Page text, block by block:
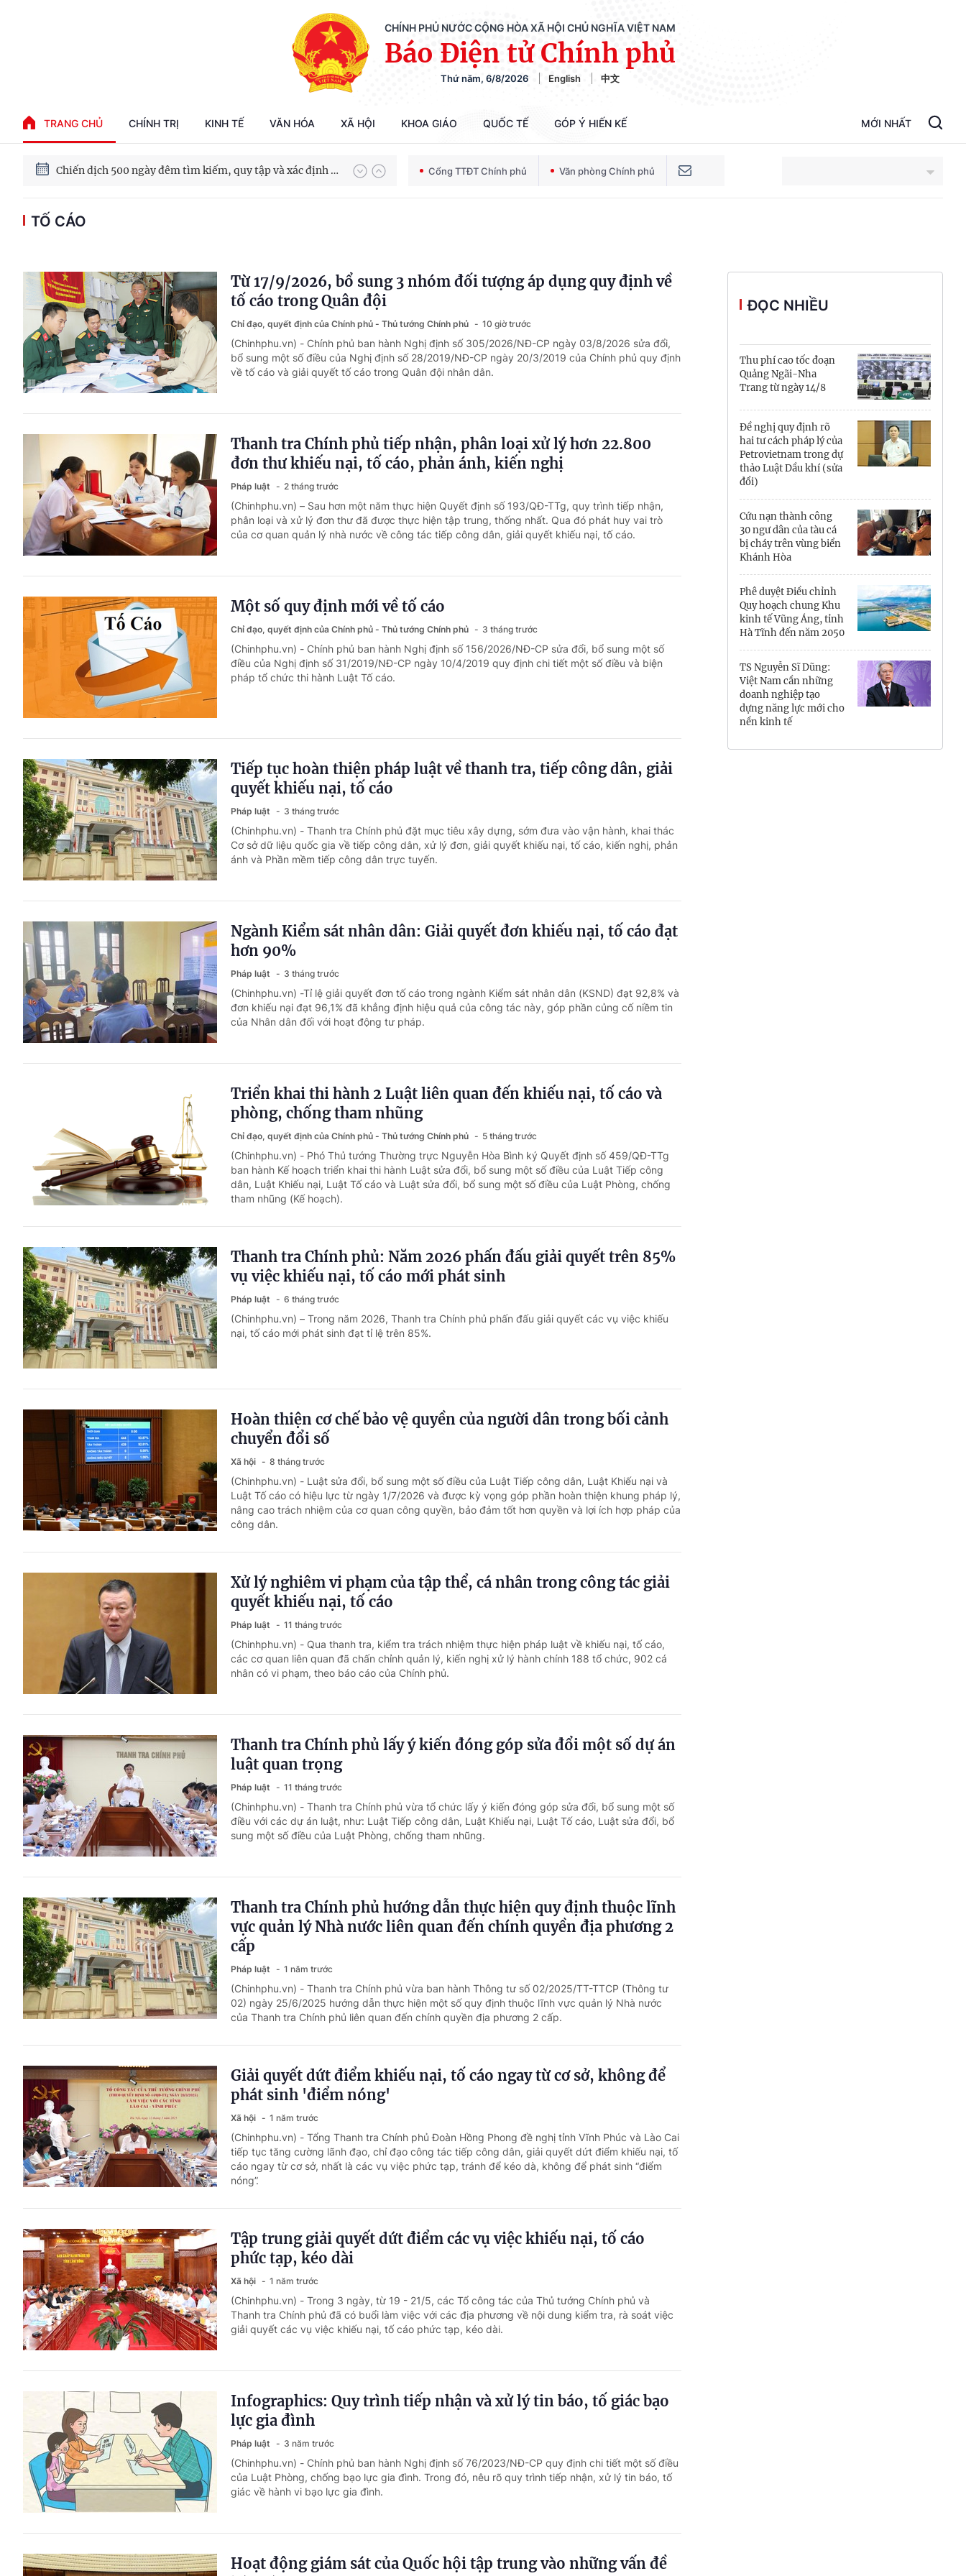
CHÍNH PHỦ NƯỚC CỘNG HÒA XÃ HỘI CHỦ NGHĨA VIỆT NAM
Báo Điện tử Chính phủ
Thứ năm, 6/8/2026 English 中文
TRANG CHỦ CHÍNH TRỊ KINH TẾ VĂN HÓA XÃ HỘI KHOA GIÁO QUỐC TẾ GÓP Ý HIẾN KẾ MỚI NHẤT
Chiến dịch 500 ngày đêm tìm kiếm, quy tập và xác định danh tính hài cốt liệt sĩ
100 ngày xử lý các điểm nghẽn về chuyển đổi số
Phát triển nhà ở cho thuê - Trụ cột chiến lược, lâu dài
Chiến dịch 500 ngày đêm tìm kiếm, quy tập và xác định danh tính hài cốt liệt sĩ
Cổng TTĐT Chính phủ Văn phòng Chính phủ
Cần Thơ
Điện Biên
Đắk Lắk
Đồng Nai
Gia Lai
Hồ Chí Minh
Hà Tĩnh
Hưng Yên
Hải Phòng
Khánh Hòa
TỐ CÁO
Từ 17/9/2026, bổ sung 3 nhóm đối tượng áp dụng quy định về
tố cáo trong Quân đội
Chỉ đạo, quyết định của Chính phủ - Thủ tướng Chính phủ 10 giờ trước
(Chinhphu.vn) - Chính phủ ban hành Nghị định số 305/2026/NĐ-CP ngày 03/8/2026 sửa đổi,
bổ sung một số điều của Nghị định số 28/2019/NĐ-CP ngày 20/3/2019 của Chính phủ quy định
về tố cáo và giải quyết tố cáo trong Quân đội nhân dân.
Thanh tra Chính phủ tiếp nhận, phân loại xử lý hơn 22.800
đơn thư khiếu nại, tố cáo, phản ánh, kiến nghị
Pháp luật 2 tháng trước
(Chinhphu.vn) – Sau hơn một năm thực hiện Quyết định số 193/QĐ-TTg, quy trình tiếp nhận,
phân loại và xử lý đơn thư đã được thực hiện tập trung, thống nhất. Qua đó phát huy vai trò
của cơ quan quản lý nhà nước về công tác tiếp công dân, giải quyết khiếu nại, tố cáo.
Một số quy định mới về tố cáo
Chỉ đạo, quyết định của Chính phủ - Thủ tướng Chính phủ 3 tháng trước
(Chinhphu.vn) - Chính phủ ban hành Nghị định số 156/2026/NĐ-CP sửa đổi, bổ sung một số
điều của Nghị định số 31/2019/NĐ-CP ngày 10/4/2019 quy định chi tiết một số điều và biện
pháp tổ chức thi hành Luật Tố cáo.
Tiếp tục hoàn thiện pháp luật về thanh tra, tiếp công dân, giải
quyết khiếu nại, tố cáo
Pháp luật 3 tháng trước
(Chinhphu.vn) - Thanh tra Chính phủ đặt mục tiêu xây dựng, sớm đưa vào vận hành, khai thác
Cơ sở dữ liệu quốc gia về tiếp công dân, xử lý đơn, giải quyết khiếu nại, tố cáo, kiến nghị, phản
ánh và Phần mềm tiếp công dân trực tuyến.
Ngành Kiểm sát nhân dân: Giải quyết đơn khiếu nại, tố cáo đạt
hơn 90%
Pháp luật 3 tháng trước
(Chinhphu.vn) -Tỉ lệ giải quyết đơn tố cáo trong ngành Kiểm sát nhân dân (KSND) đạt 92,8% và
đơn khiếu nại đạt 96,1% đã khẳng định hiệu quả của công tác này, góp phần củng cố niềm tin
của Nhân dân đối với hoạt động tư pháp.
Triển khai thi hành 2 Luật liên quan đến khiếu nại, tố cáo và
phòng, chống tham nhũng
Chỉ đạo, quyết định của Chính phủ - Thủ tướng Chính phủ 5 tháng trước
(Chinhphu.vn) - Phó Thủ tướng Thường trực Nguyễn Hòa Bình ký Quyết định số 459/QĐ-TTg
ban hành Kế hoạch triển khai thi hành Luật sửa đổi, bổ sung một số điều của Luật Tiếp công
dân, Luật Khiếu nại, Luật Tố cáo và Luật sửa đổi, bổ sung một số điều của Luật Phòng, chống
tham nhũng (Kế hoạch).
Thanh tra Chính phủ: Năm 2026 phấn đấu giải quyết trên 85%
vụ việc khiếu nại, tố cáo mới phát sinh
Pháp luật 6 tháng trước
(Chinhphu.vn) – Trong năm 2026, Thanh tra Chính phủ phấn đấu giải quyết các vụ việc khiếu
nại, tố cáo mới phát sinh đạt tỉ lệ trên 85%.
Hoàn thiện cơ chế bảo vệ quyền của người dân trong bối cảnh
chuyển đổi số
Xã hội 8 tháng trước
(Chinhphu.vn) - Luật sửa đổi, bổ sung một số điều của Luật Tiếp công dân, Luật Khiếu nại và
Luật Tố cáo có hiệu lực từ ngày 1/7/2026 và được kỳ vọng góp phần hoàn thiện khung pháp lý,
nâng cao trách nhiệm của cơ quan công quyền, bảo đảm tốt hơn quyền và lợi ích hợp pháp của
công dân.
Xử lý nghiêm vi phạm của tập thể, cá nhân trong công tác giải
quyết khiếu nại, tố cáo
Pháp luật 11 tháng trước
(Chinhphu.vn) - Qua thanh tra, kiểm tra trách nhiệm thực hiện pháp luật về khiếu nại, tố cáo,
các cơ quan liên quan đã chấn chỉnh quản lý, kiến nghị xử lý hành chính 188 tổ chức, 902 cá
nhân có vi phạm, theo báo cáo của Chính phủ.
Thanh tra Chính phủ lấy ý kiến đóng góp sửa đổi một số dự án
luật quan trọng
Pháp luật 11 tháng trước
(Chinhphu.vn) - Thanh tra Chính phủ vừa tổ chức lấy ý kiến đóng góp sửa đổi, bổ sung một số
điều với các dự án luật, như: Luật Tiếp công dân, Luật Khiếu nại, Luật Tố cáo, Luật sửa đổi, bổ
sung một số điều của Luật Phòng, chống tham nhũng.
Thanh tra Chính phủ hướng dẫn thực hiện quy định thuộc lĩnh
vực quản lý Nhà nước liên quan đến chính quyền địa phương 2
cấp
Pháp luật 1 năm trước
(Chinhphu.vn) - Thanh tra Chính phủ vừa ban hành Thông tư số 02/2025/TT-TTCP (Thông tư
02) ngày 25/6/2025 hướng dẫn thực hiện một số quy định thuộc lĩnh vực quản lý Nhà nước
của Thanh tra Chính phủ liên quan đến chính quyền địa phương 2 cấp.
Giải quyết dứt điểm khiếu nại, tố cáo ngay từ cơ sở, không để
phát sinh 'điểm nóng'
Xã hội 1 năm trước
(Chinhphu.vn) - Tổng Thanh tra Chính phủ Đoàn Hồng Phong đề nghị tỉnh Vĩnh Phúc và Lào Cai
tiếp tục tăng cường lãnh đạo, chỉ đạo công tác tiếp công dân, giải quyết dứt điểm khiếu nại, tố
cáo ngay từ cơ sở, nhất là các vụ việc phức tạp, tránh để kéo dà, không để phát sinh “điểm
nóng”.
Tập trung giải quyết dứt điểm các vụ việc khiếu nại, tố cáo
phức tạp, kéo dài
Xã hội 1 năm trước
(Chinhphu.vn) - Trong 3 ngày, từ 19 - 21/5, các Tổ công tác của Thủ tướng Chính phủ và
Thanh tra Chính phủ đã có buổi làm việc với các địa phương về nội dung kiểm tra, rà soát việc
giải quyết các vụ việc khiếu nại, tố cáo phức tạp, kéo dài.
Infographics: Quy trình tiếp nhận và xử lý tin báo, tố giác bạo
lực gia đình
Pháp luật 3 năm trước
(Chinhphu.vn) - Chính phủ ban hành Nghị định số 76/2023/NĐ-CP quy định chi tiết một số điều
của Luật Phòng, chống bạo lực gia đình. Trong đó, nêu rõ quy trình tiếp nhận, xử lý tin báo, tố
giác về hành vi bạo lực gia đình.
Hoạt động giám sát của Quốc hội tập trung vào những vấn đề
ĐỌC NHIỀU
Thu phí cao tốc đoạn
Quảng Ngãi-Nha
Trang từ ngày 14/8
Đề nghị quy định rõ
hai tư cách pháp lý của
Petrovietnam trong dự
thảo Luật Dầu khí (sửa
đổi)
Cứu nạn thành công
30 ngư dân của tàu cá
bị cháy trên vùng biển
Khánh Hòa
Phê duyệt Điều chỉnh
Quy hoạch chung Khu
kinh tế Vũng Áng, tỉnh
Hà Tĩnh đến năm 2050
TS Nguyễn Sĩ Dũng:
Việt Nam cần những
doanh nghiệp tạo
dựng năng lực mới cho
nền kinh tế